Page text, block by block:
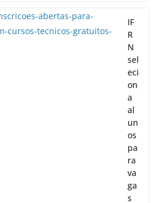
IF
R
N
sel
eci
on
a
al
un
os
pa
ra
va
ga
s